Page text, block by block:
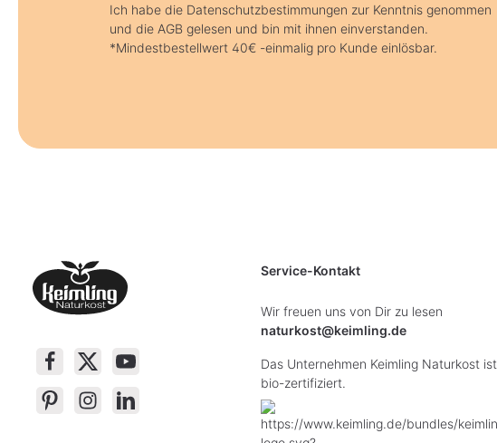
Ich habe die Datenschutzbestimmungen zur Kenntnis genommen
und die AGB gelesen und bin mit ihnen einverstanden.
*Mindestbestellwert 40€ -einmalig pro Kunde einlösbar.
Service-Kontakt
Wir freuen uns von Dir zu lesen
naturkost@keimling.de
Das Unternehmen Keimling Naturkost ist
bio-zertifiziert.